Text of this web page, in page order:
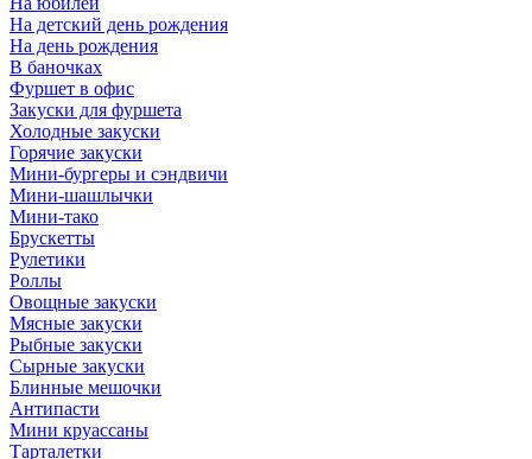
На детский день рождения
На день рождения
В баночках
Фуршет в офис
Закуски для фуршета
Холодные закуски
Горячие закуски
Мини-бургеры и сэндвичи
Мини-шашлычки
Мини-тако
Брускетты
Рулетики
Роллы
Овощные закуски
Мясные закуски
Рыбные закуски
Сырные закуски
Блинные мешочки
Антипасти
Мини круассаны
Тарталетки